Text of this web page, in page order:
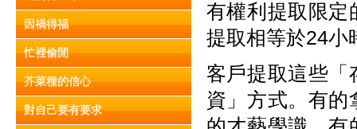
因禍得福
忙裡偷閒
芥菜種的信心
對自己要有要求
有權利提取限定
提取相等於24小
客戶提取這些「
資」方式。有